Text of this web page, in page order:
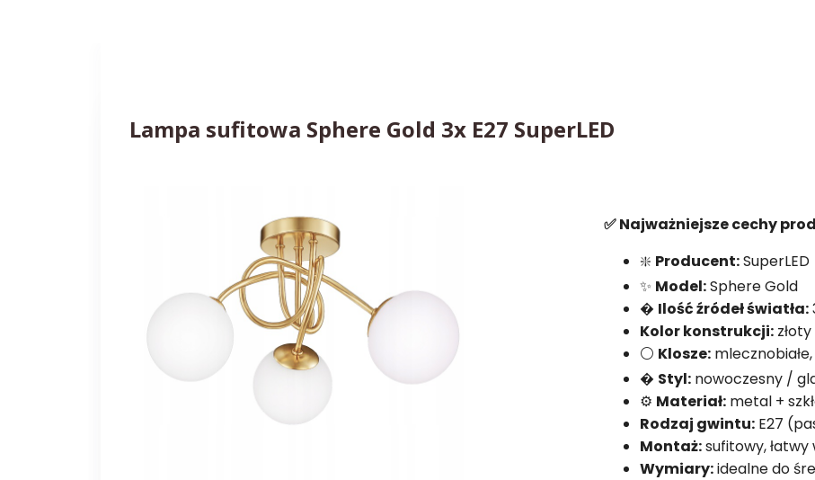
Lampa sufitowa Sphere Gold 3x E27 SuperLED
✅ Najważniejsze cechy
❇️ Producent:SuperLED
✨ Model:Sphere Gold
� Ilość źródeł światła:
Kolor konstrukcji:
⚪ Klosze:
� Styl: nowoczesny /
⚙️ Materiał: metal +
Rodzaj gwintu: E27
Montaż:sufitowy,
Wymiary:idealne do